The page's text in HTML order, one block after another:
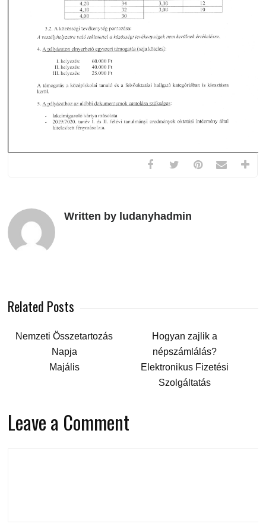
Written by ludanyhadmin
Related Posts
Nemzeti Összetartozás
Napja
Hogyan zajlik a
népszámlálás?
Majális
Elektronikus Fizetési
Szolgáltatás
Leave a Comment